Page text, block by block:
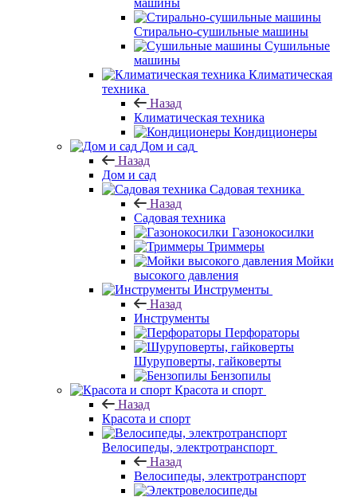
машины
Стирально-сушильные машины
Сушильные
машины
Климатическая
техника
Назад
Климатическая техника
Кондиционеры
Дом и сад
Назад
Дом и сад
Садовая техника
Назад
Садовая техника
Газонокосилки
Триммеры
Мойки
высокого давления
Инструменты
Назад
Инструменты
Перфораторы
Шуруповерты, гайковерты
Бензопилы
Красота и спорт
Назад
Красота и спорт
Велосипеды, электротранспорт
Назад
Велосипеды, электротранспорт